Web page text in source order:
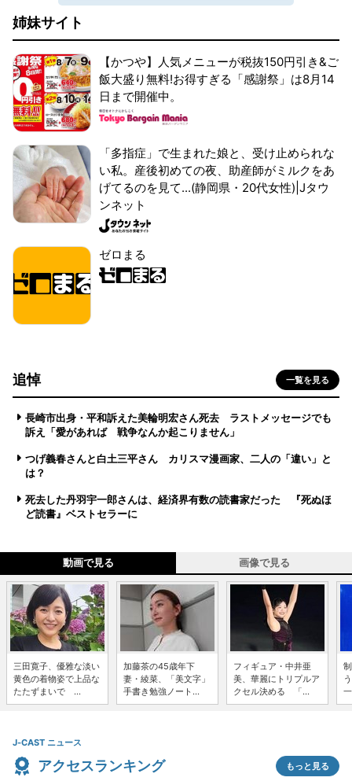
姉妹サイト
【かつや】人気メニューが税抜150円引き&ご
飯大盛り無料!お得すぎる「感謝祭」は8月14
日まで開催中。
「多指症」で生まれた娘と、受け止められな
い私。産後初めての夜、助産師がミルクをあ
げてるのを見て...(静岡県・20代女性)|Jタウ
ンネット
ゼロまる
追悼 一覧を見る
長崎市出身・平和訴えた美輪明宏さん死去 ラストメッセージでも
訴え「愛があれば 戦争なんか起こりません」
つげ義春さんと白土三平さん カリスマ漫画家、二人の「違い」と
は？
死去した丹羽宇一郎さんは、経済界有数の読書家だった 『死ぬほ
ど読書』ベストセラーに
動画で見る 画像で見る
三田寛子、優雅な淡い
黄色の着物姿で上品な
たたずまいで ...
加藤茶の45歳年下
妻・綾菜、「美文字」
手書き勉強ノート...
フィギュア・中井亜
美、華麗にトリプルア
クセル決める 「...
J-CAST ニュース
アクセスランキング もっと見る